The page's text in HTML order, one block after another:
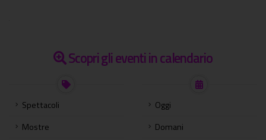
Scopri gli eventi in calendario
Spettacoli
Mostre
Oggi
Domani